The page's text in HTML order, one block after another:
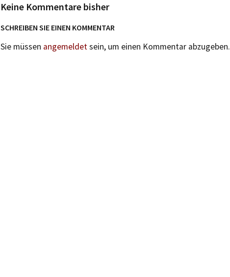
Keine Kommentare bisher
SCHREIBEN SIE EINEN KOMMENTAR
Sie müssen angemeldetsein, um einen Kommentar abzugeben.